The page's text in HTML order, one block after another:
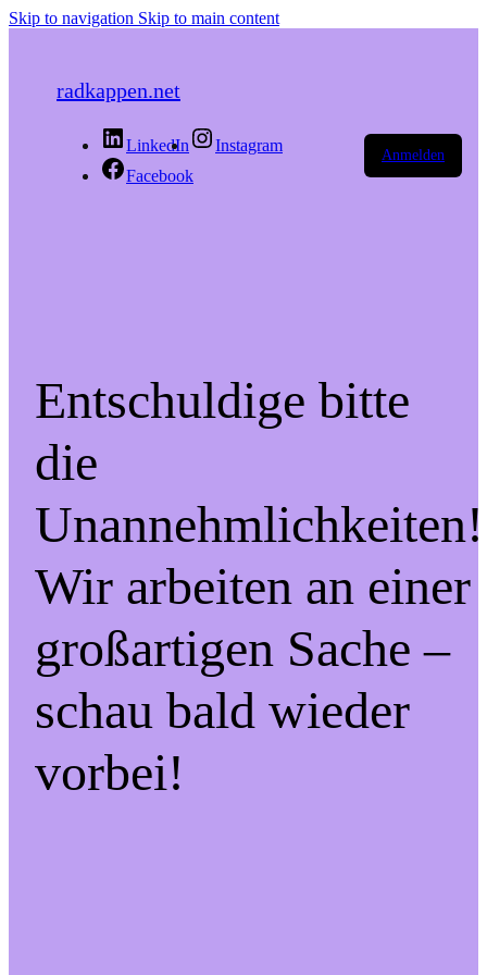
Skip to navigation Skip to main content
radkappen.net
LinkedIn
Instagram
Facebook
Anmelden
Entschuldige bitte
die
Unannehmlichkeiten!
Wir arbeiten an einer
großartigen Sache –
schau bald wieder
vorbei!